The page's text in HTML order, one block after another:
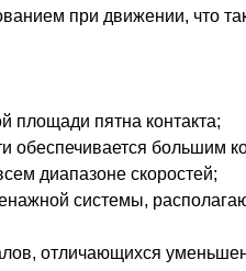
при движении, что
площади пятна контакта;
большим
диапазоне скоростей;
системы,
отличающихся